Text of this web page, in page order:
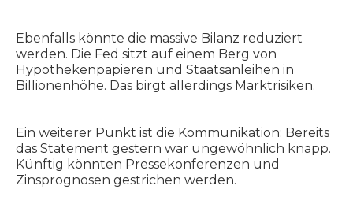
Ebenfalls könnte die massive Bilanz reduziert
werden. Die Fed sitzt auf einem Berg von
Hypothekenpapieren und Staatsanleihen in
Billionenhöhe. Das birgt allerdings Marktrisiken.
Ein weiterer Punkt ist die Kommunikation: Bereits
das Statement gestern war ungewöhnlich knapp.
Künftig könnten Pressekonferenzen und
Zinsprognosen gestrichen werden.